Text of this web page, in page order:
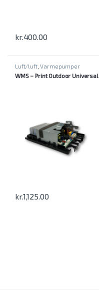
kr.400.00
Luft/luft,Varmepumper
WMS – Print Outdoor Universal
kr.1,125.00